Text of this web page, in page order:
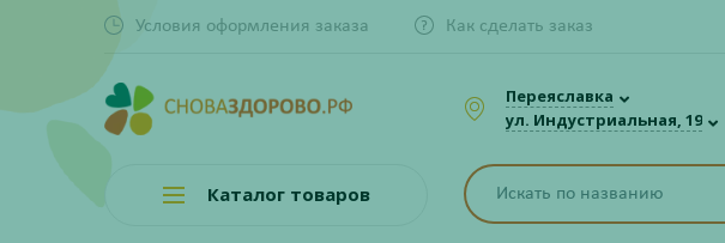
Условия оформления заказа Как сделать заказ
Переяславка
ул. Индустриальная, 19
Каталог товаров